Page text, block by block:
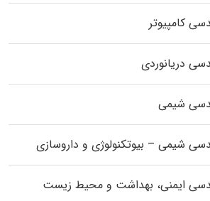
کامپیوتر
دریانوردی
شیمی
شیمی – بیوتکنولوژی و داروسازی
ایمنی، بهداشت و محیط زیست